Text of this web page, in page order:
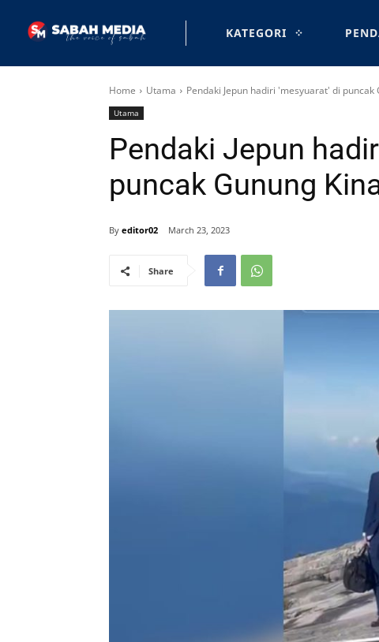
KATEGORI
Home Utama Pendaki Jepun hadiri 'mesyuarat' di puncak
Utama
Pendaki Jepun
puncak Gunung
By editor02 March 23, 2023
Share